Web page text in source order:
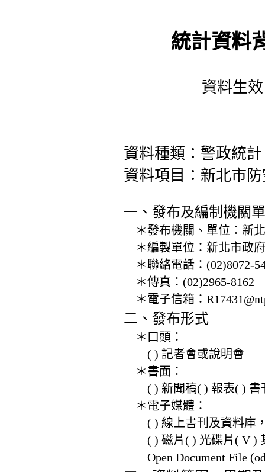
統計資料
資料生
資料種類：警政統計
資料項目：新北市
一、發布及編制機關
＊發布機關、單位： 新
＊編製單位： 新北市政
＊聯絡電話： (02)8072-
＊傳真： (02)2965-8162
＊電子信箱：
二、發布形式
＊口頭：
( ) 記者會或說明會
＊書面：
( ) 新聞稿( ) 報表( ) 書
＊電子媒體：
( ) 線上書刊及資料庫
( ) 磁片( ) 光碟片( V )
Open Document File